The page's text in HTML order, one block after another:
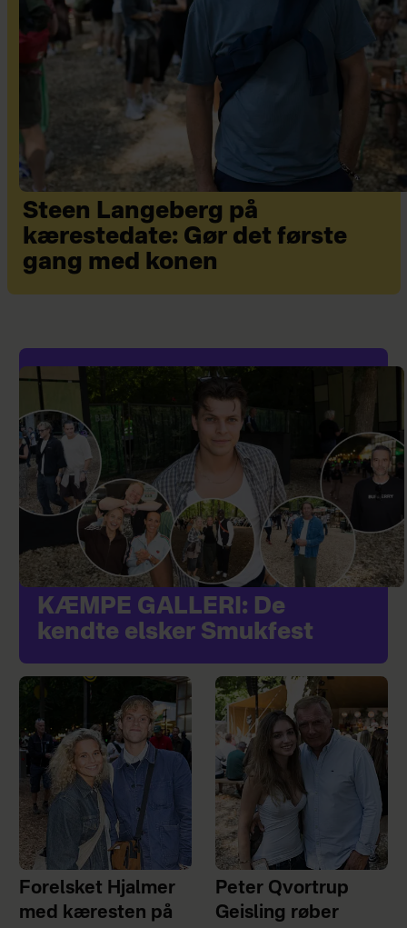
Steen Langeberg på
kærestedate: Gør det første
gang med konen
KÆMPE GALLERI: De
kendte elsker Smukfest
Forelsket Hjalmer
med kæresten på
Peter Qvortrup
Geisling røber